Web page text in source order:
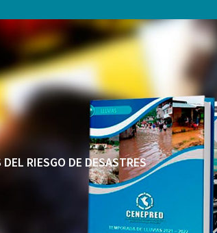
RIESGO DE DESASTRES